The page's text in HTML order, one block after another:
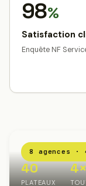
98%
Satisfaction
Enquête NF
8 agences ·
40
PLATEAUX